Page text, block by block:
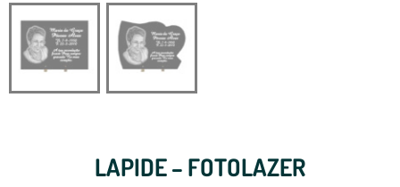
LAPIDE – FOTOLAZER